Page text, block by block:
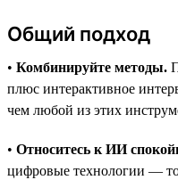
Общий подход
• Комбинируйте методы.
плюс интерактивное
чем любой из этих
• Относитесь к ИИ
цифровые технологии —